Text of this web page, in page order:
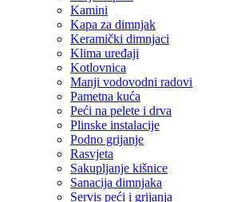
Kamini
Kapa za dimnjak
Keramički dimnjaci
Klima uređaji
Kotlovnica
Manji vodovodni radovi
Pametna kuća
Peći na pelete i drva
Plinske instalacije
Podno grijanje
Rasvjeta
Sakupljanje kišnice
Sanacija dimnjaka
Servis peći i grijanja